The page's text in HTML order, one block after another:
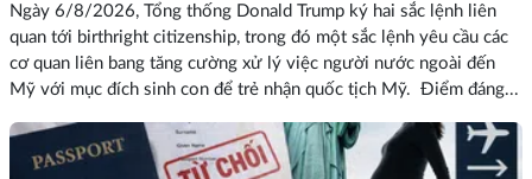
Ngày 6/8/2026, Tổng thống Donald Trump ký hai sắc lệnh liên
quan tới birthright citizenship, trong đó một sắc lệnh yêu cầu các
cơ quan liên bang tăng cường xử lý việc người nước ngoài đến
Mỹ với mục đích sinh con để trẻ nhận quốc tịch Mỹ. Điểm đáng...